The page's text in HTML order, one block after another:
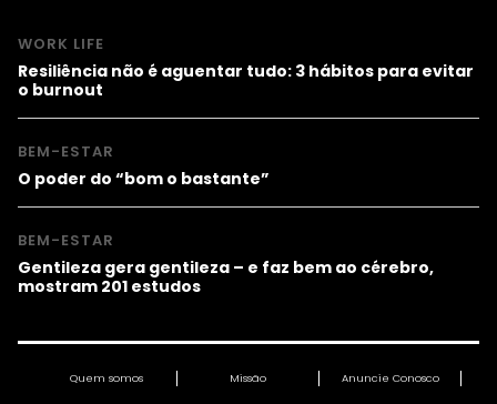
WORK LIFE
Resiliência não é aguentar tudo: 3 hábitos para evitar
o burnout
BEM-ESTAR
O poder do “bom o bastante”
BEM-ESTAR
Gentileza gera gentileza – e faz bem ao cérebro,
mostram 201 estudos
Quem somos Missão Anuncie Conosco